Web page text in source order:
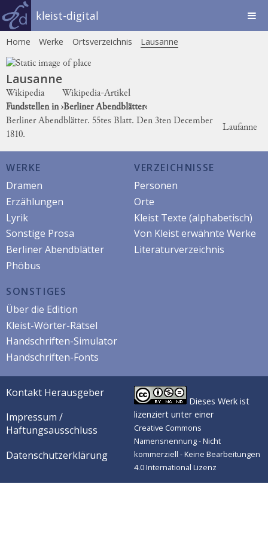
kleist-digital
Home Werke Ortsverzeichnis Lausanne
Lausanne
Wikipedia
Wikipedia-Artikel
Fundstellen in ›Berliner Abendblätter‹
Berliner Abendblätter. 55tes Blatt. Den 3ten December
1810.
Lauſanne
WERKE
Dramen
Erzählungen
Lyrik
Sonstige Prosa
Berliner Abendblätter
Phöbus
VERZEICHNISSE
Personen
Orte
Kleist Texte (alphabetisch)
Von Kleist erwähnte Werke
Literaturverzeichnis
SONSTIGES
Über die Edition
Kleist-Wörter-Rätsel
Handschriften-Simulator
Handschriften-Fonts
Kontakt Herausgeber
Impressum /
Haftungsausschluss
Datenschutzerklärung
Dieses Werk ist
lizenziert unter einer
Creative Commons
Namensnennung - Nicht
kommerziell - Keine Bearbeitungen
4.0 International Lizenz